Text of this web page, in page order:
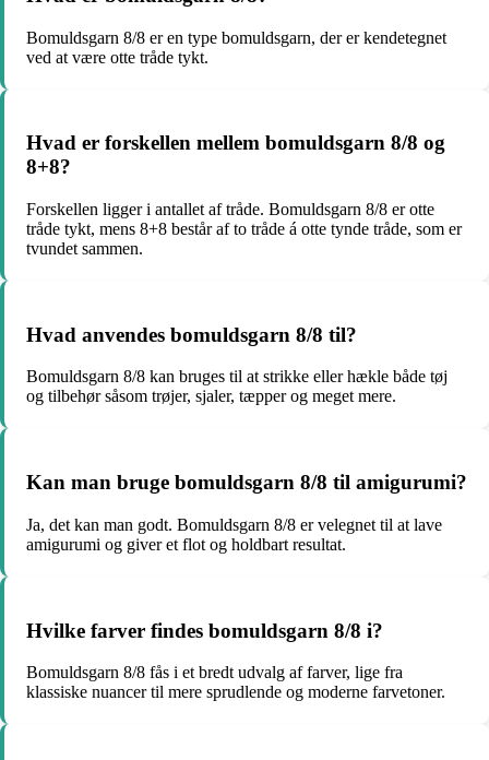
Bomuldsgarn 8/8 er en type bomuldsgarn, der er kendetegnet
ved at være otte tråde tykt.
Hvad er forskellen mellem bomuldsgarn 8/8 og
8+8?
Forskellen ligger i antallet af tråde. Bomuldsgarn 8/8 er otte
tråde tykt, mens 8+8 består af to tråde á otte tynde tråde, som er
tvundet sammen.
Hvad anvendes bomuldsgarn 8/8 til?
Bomuldsgarn 8/8 kan bruges til at strikke eller hækle både tøj
og tilbehør såsom trøjer, sjaler, tæpper og meget mere.
Kan man bruge bomuldsgarn 8/8 til amigurumi?
Ja, det kan man godt. Bomuldsgarn 8/8 er velegnet til at lave
amigurumi og giver et flot og holdbart resultat.
Hvilke farver findes bomuldsgarn 8/8 i?
Bomuldsgarn 8/8 fås i et bredt udvalg af farver, lige fra
klassiske nuancer til mere sprudlende og moderne farvetoner.